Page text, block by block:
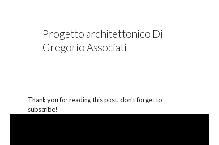
Progetto architettonico Di
Gregorio Associati
Thank you for reading this post, don't forget to
subscribe!